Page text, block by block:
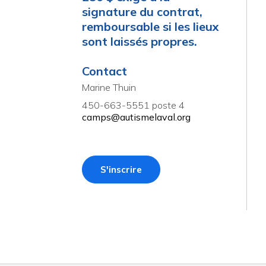
signature du contrat,
remboursable si les lieux
sont laissés propres.
Contact
Marine Thuin
450-663-5551 poste 4
camps@autismelaval.org
S'inscrire